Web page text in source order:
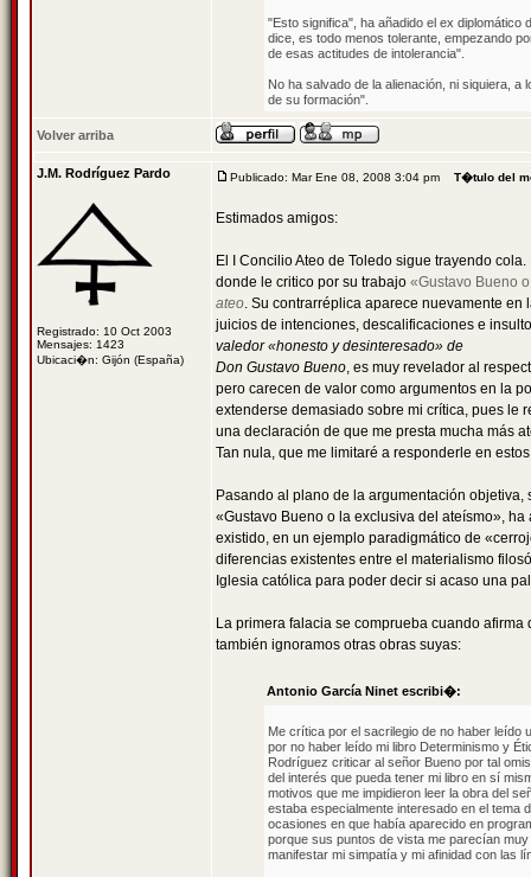
"Esto significa", ha añadido el ex
dice, es todo menos tolerante, empezando
de esas actitudes de intolerancia".
No ha salvado de la alienación, ni siquiera,
de su formación".
Volver arriba
J.M. Rodríguez Pardo
Registrado: 10 Oct 2003
Mensajes: 1423
Ubicaci�n: Gijón (España)
Publicado: Mar Ene 08, 2008 3:04 pm T�tulo del
Estimados amigos:
El I Concilio Ateo de Toledo sigue trayendo
donde le critico por su trabajo «Gustavo Bueno
ateo. Su contrarréplica aparece nuevamente
juicios de intenciones, descalificaciones e
valedor «honesto y desinteresado» de
Don Gustavo Bueno, es muy revelador al
pero carecen de valor como argumentos en la
extenderse demasiado sobre mi crítica, pues le
una declaración de que me presta mucha más
Tan nula, que me limitaré a responderle en
Pasando al plano de la argumentación
«Gustavo Bueno o la exclusiva del ateísmo»,
existido, en un ejemplo paradigmático de
diferencias existentes entre el materialismo
Iglesia católica para poder decir si acaso una
La primera falacia se comprueba cuando
también ignoramos otras obras suyas:
Antonio García Ninet escribi�:
Me crítica por el sacrilegio de no haber leído
por no haber leído mi libro Determinismo y
Rodríguez criticar al señor Bueno por tal
del interés que pueda tener mi libro en sí
motivos que me impidieron leer la obra del
estaba especialmente interesado en el tema
ocasiones en que había aparecido en
porque sus puntos de vista me parecían
manifestar mi simpatía y mi afinidad con las